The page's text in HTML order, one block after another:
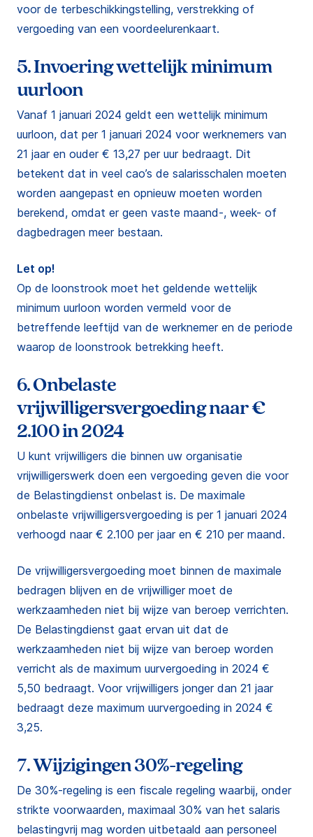
voor de terbeschikkingstelling, verstrekking of
vergoeding van een voordeelurenkaart.
5. Invoering wettelijk minimum
uurloon
Vanaf 1 januari 2024 geldt een wettelijk minimum
uurloon, dat per 1 januari 2024 voor werknemers van
21 jaar en ouder € 13,27 per uur bedraagt. Dit
betekent dat in veel cao’s de salarisschalen moeten
worden aangepast en opnieuw moeten worden
berekend, omdat er geen vaste maand-, week- of
dagbedragen meer bestaan.
Let op!
Op de loonstrook moet het geldende wettelijk
minimum uurloon worden vermeld voor de
betreffende leeftijd van de werknemer en de periode
waarop de loonstrook betrekking heeft.
6. Onbelaste
vrijwilligersvergoeding naar €
2.100 in 2024
U kunt vrijwilligers die binnen uw organisatie
vrijwilligerswerk doen een vergoeding geven die voor
de Belastingdienst onbelast is. De maximale
onbelaste vrijwilligersvergoeding is per 1 januari 2024
verhoogd naar € 2.100 per jaar en € 210 per maand.
De vrijwilligersvergoeding moet binnen de maximale
bedragen blijven en de vrijwilliger moet de
werkzaamheden niet bij wijze van beroep verrichten.
De Belastingdienst gaat ervan uit dat de
werkzaamheden niet bij wijze van beroep worden
verricht als de maximum uurvergoeding in 2024 €
5,50 bedraagt. Voor vrijwilligers jonger dan 21 jaar
bedraagt deze maximum uurvergoeding in 2024 €
3,25.
7. Wijzigingen 30%-regeling
De 30%-regeling is een fiscale regeling waarbij, onder
strikte voorwaarden, maximaal 30% van het salaris
belastingvrij mag worden uitbetaald aan personeel